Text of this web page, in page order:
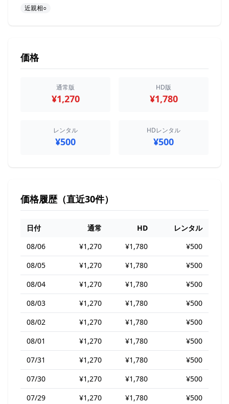
近親相○
価格
通常版
¥1,270
HD版
¥1,780
レンタル
¥500
HDレンタル
¥500
価格履歴（直近30件）
日付 通常 HD
レンタル
08/06
¥1,270 ¥1,780
¥500
08/05
¥1,270 ¥1,780
¥500
08/04
¥1,270 ¥1,780
¥500
08/03
¥1,270 ¥1,780
¥500
08/02
¥1,270 ¥1,780
¥500
08/01
¥1,270 ¥1,780
¥500
07/31
¥1,270 ¥1,780
¥500
07/30
¥1,270 ¥1,780
¥500
07/29
¥1,270 ¥1,780 ¥500